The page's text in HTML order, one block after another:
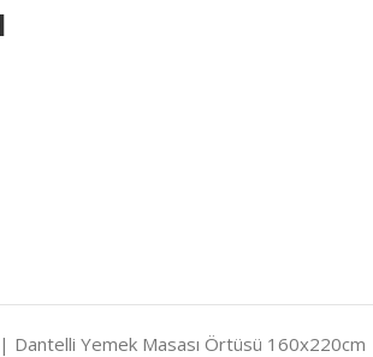
Yemek Masası Örtüsü 160x220cm